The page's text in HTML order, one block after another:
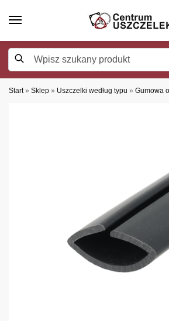
Start » Sklep » Uszczelki według typu » Gumowa